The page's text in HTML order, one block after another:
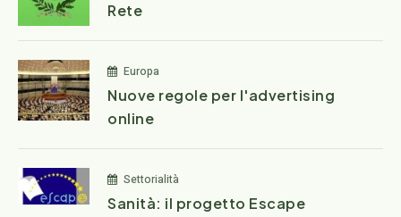
Rete
Europa
Nuove regole per l'advertising
online
Settorialità
Sanità: il progetto Escape